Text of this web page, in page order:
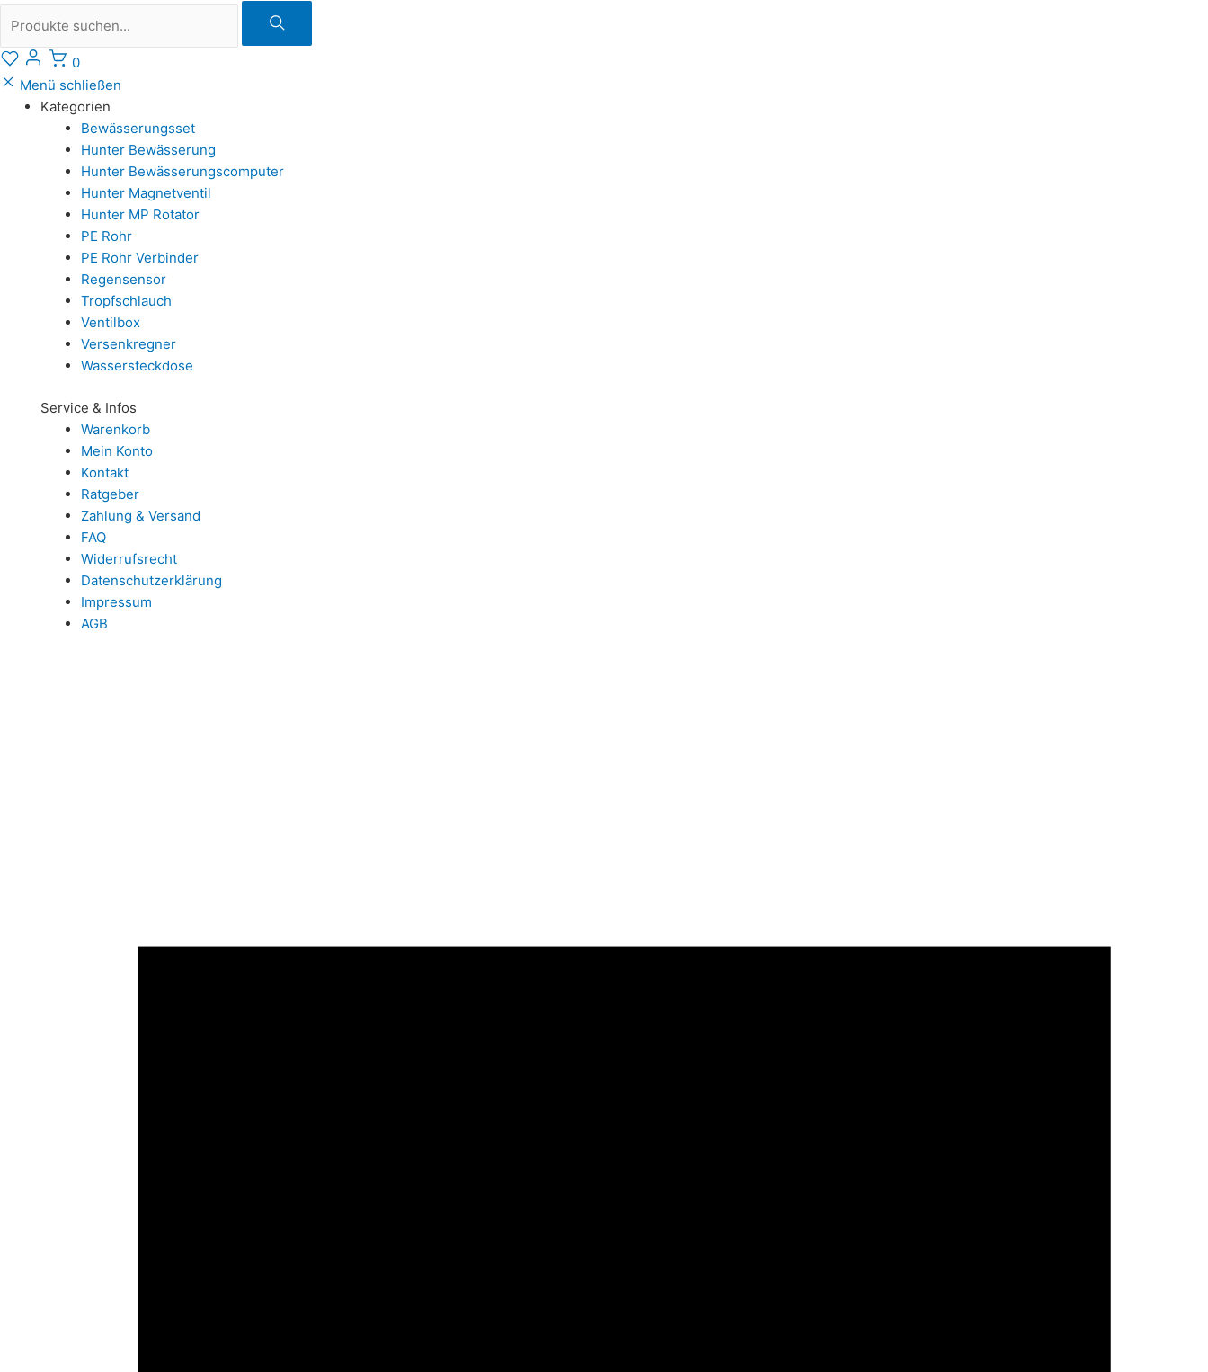
Suche
0
Menü schließen
Kategorien
Bewässerungsset
Hunter Bewässerung
Hunter Bewässerungscomputer
Hunter Magnetventil
Hunter MP Rotator
PE Rohr
PE Rohr Verbinder
Regensensor
Tropfschlauch
Ventilbox
Versenkregner
Wassersteckdose
Service & Infos
Warenkorb
Mein Konto
Kontakt
Ratgeber
Zahlung & Versand
FAQ
Widerrufsrecht
Datenschutzerklärung
Impressum
AGB